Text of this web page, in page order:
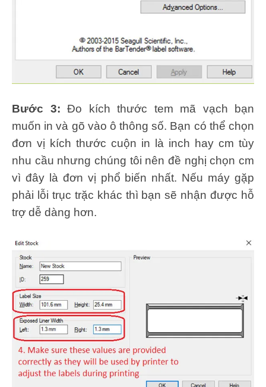
Bước 3: Đo kích thước tem mã vạch bạn
muốn in và gõ vào ô thông số. Bạn có thể chọn
đơn vị kích thước cuộn in là inch hay cm tùy
nhu cầu nhưng chúng tôi nên đề nghị chọn cm
vì đây là đơn vị phổ biến nhất. Nếu máy gặp
phải lỗi trục trặc khác thì bạn sẽ nhận được hỗ
trợ dễ dàng hơn.